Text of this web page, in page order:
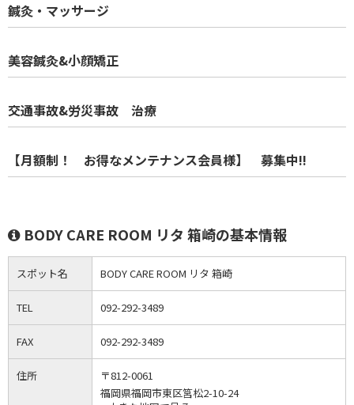
鍼灸・マッサージ
美容鍼灸&小顔矯正
交通事故&労災事故 治療
【月額制！ お得なメンテナンス会員様】 募集中!!
BODY CARE ROOM リタ 箱崎の基本情報
スポット名 BODY CARE ROOM リタ 箱崎
TEL 092-292-3489
FAX 092-292-3489
住所
〒812-0061
福岡県福岡市東区筥松2-10-24